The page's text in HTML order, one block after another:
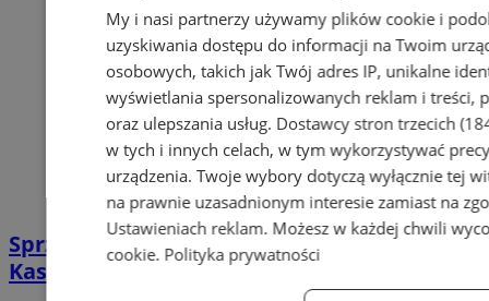
Sprzątanie po zalaniu w Tychach |
Kastelnik
My i nasi partnerzy używamy plików cookie i
uzyskiwania dostępu do informacji na Twoim
osobowych, takich jak Twój adres IP, unikalne
wyświetlania spersonalizowanych reklam i treści,
oraz ulepszania usług. Dostawcy stron trzecich
w tych i innych celach, w tym wykorzystywać
urządzenia. Twoje wybory dotyczą wyłącznie tej
na prawnie uzasadnionym interesie zamiast na
Ustawieniach reklam. Możesz w każdej chwili
cookie. Polityka prywatności